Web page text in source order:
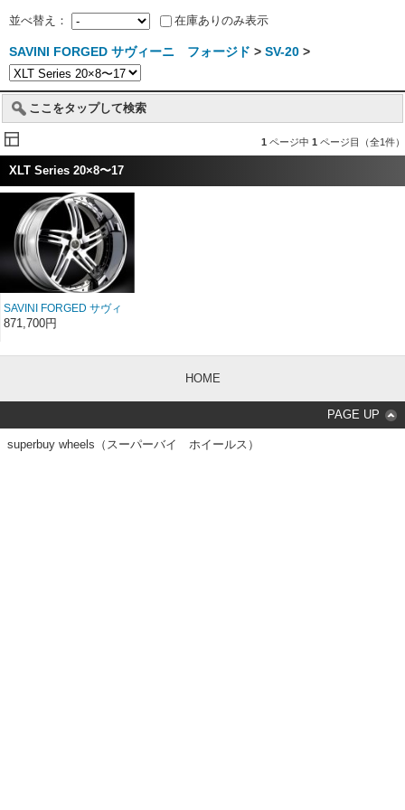
並べ替え： 在庫ありのみ表示
SAVINI FORGED サヴィーニ フォージド > SV-20 >
ここをタップして検索
1 ページ中 1 ページ目（全1件）
XLT Series 20×8〜17
SAVINI FORGED サヴィ
ーニ フォージド XLT
871,700円
HOME
PAGE UP
superbuy wheels（スーパーバイ ホイールス）